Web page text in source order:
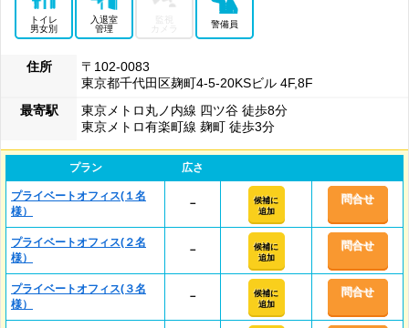
トイレ
男女別
入退室
管理
カメラ
警備員
住所
〒102-0083
東京都千代田区麹町4-5-20KSビル 4F,8F
最寄駅
東京メトロ丸ノ内線 四ツ谷 徒歩8分
東京メトロ有楽町線 麹町 徒歩3分
プラン 広さ
プライベートオフィス(１名
様）
－
候補に
追加
問合せ
プライベートオフィス(２名
様）
－
候補に
追加
問合せ
プライベートオフィス(３名
様）
－
候補に
追加
問合せ